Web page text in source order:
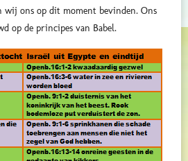
wij ons op dit moment bevinden. Ons
op de principes van Babel.